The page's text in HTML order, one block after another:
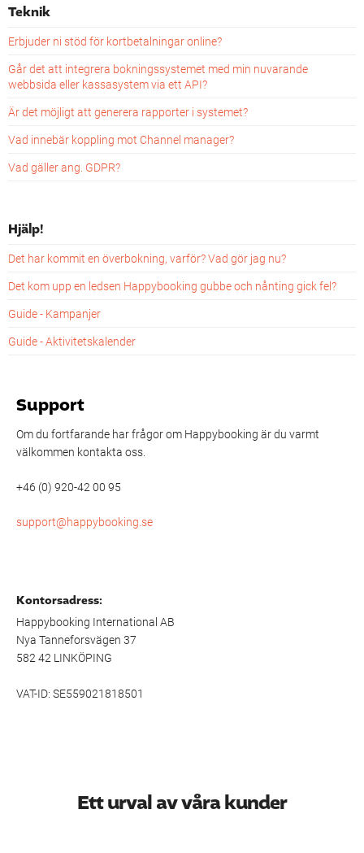
Teknik
Erbjuder ni stöd för kortbetalningar online?
Går det att integrera bokningssystemet med min nuvarande
webbsida eller kassasystem via ett API?
Är det möjligt att generera rapporter i systemet?
Vad innebär koppling mot Channel manager?
Vad gäller ang. GDPR?
Hjälp!
Det har kommit en överbokning, varför? Vad gör jag nu?
Det kom upp en ledsen Happybooking gubbe och nånting gick fel?
Guide - Kampanjer
Guide - Aktivitetskalender
Support
Om du fortfarande har frågor om Happybooking är du varmt
välkommen kontakta oss.
+46 (0) 920-42 00 95
support@happybooking.se
Kontorsadress:
Happybooking International AB
Nya Tanneforsvägen 37
582 42 LINKÖPING
VAT-ID: SE559021818501
Ett urval av våra kunder